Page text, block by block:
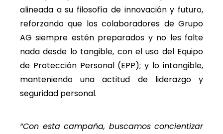
alineada a su filosofía de innovación y futuro,
reforzando que los colaboradores de Grupo
AG siempre estén preparados y no les falte
nada desde lo tangible, con el uso del Equipo
de Protección Personal (EPP); y lo intangible,
manteniendo una actitud de liderazgo y
seguridad personal.
“Con esta campaña, buscamos concientizar